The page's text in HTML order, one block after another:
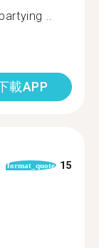
..
載APP
format_quote 15